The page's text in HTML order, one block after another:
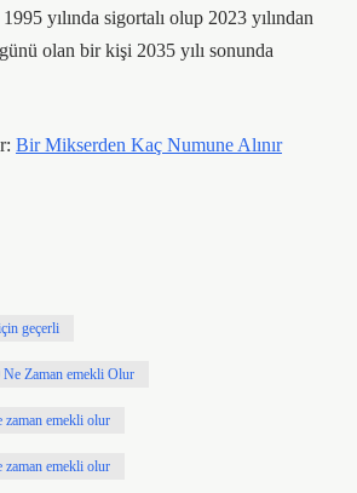
yılında sigortalı olup 2023 yılından
olan bir kişi 2035 yılı sonunda
Bir Mikserden Kaç Numune Alınır
geçerli
Zaman emekli Olur
emekli olur
emekli olur